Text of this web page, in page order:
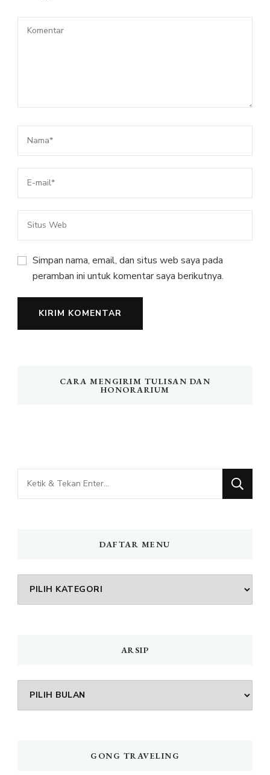
Simpan nama, email, dan situs web saya pada
peramban ini untuk komentar saya berikutnya.
CARA MENGIRIM TULISAN DAN
HONORARIUM
Mencari
Sesuatu?
DAFTAR MENU
DAFTAR
MENU
ARSIP
Arsip
GONG TRAVELING